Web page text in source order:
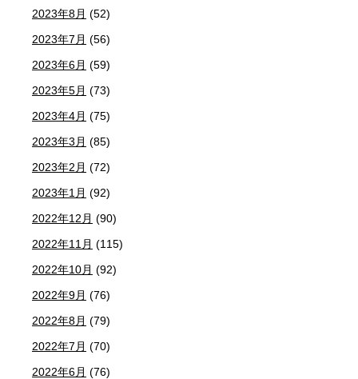
2023年8月 (52)
2023年7月 (56)
2023年6月 (59)
2023年5月 (73)
2023年4月 (75)
2023年3月 (85)
2023年2月 (72)
2023年1月 (92)
2022年12月 (90)
2022年11月 (115)
2022年10月 (92)
2022年9月 (76)
2022年8月 (79)
2022年7月 (70)
2022年6月 (76)